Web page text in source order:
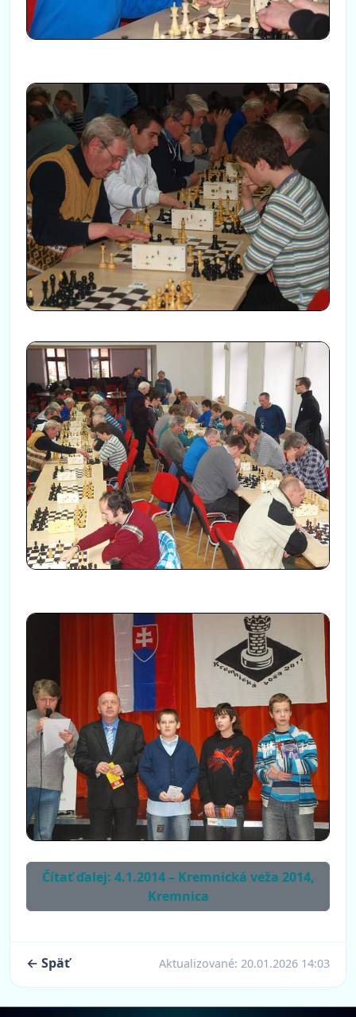
Čítať ďalej: 4.1.2014 – Kremnická veža 2014,
Kremnica
← Späť Aktualizované: 20.01.2026 14:03